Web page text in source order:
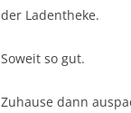
der Ladentheke.
Soweit so gut.
Zuhause dann